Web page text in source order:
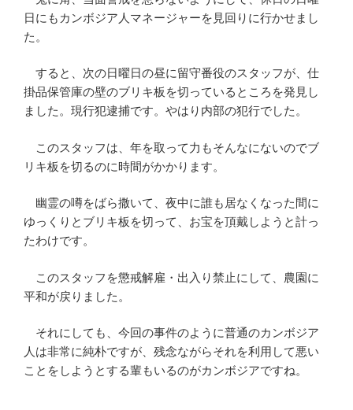
日にもカンボジア人マネージャーを見回りに行かせまし
た。
すると、次の日曜日の昼に留守番役のスタッフが、仕
掛品保管庫の壁のブリキ板を切っているところを発見し
ました。現行犯逮捕です。やはり内部の犯行でした。
このスタッフは、年を取って力もそんなにないのでブ
リキ板を切るのに時間がかかります。
幽霊の噂をばら撒いて、夜中に誰も居なくなった間に
ゆっくりとブリキ板を切って、お宝を頂戴しようと計っ
たわけです。
このスタッフを懲戒解雇・出入り禁止にして、農園に
平和が戻りました。
それにしても、今回の事件のように普通のカンボジア
人は非常に純朴ですが、残念ながらそれを利用して悪い
ことをしようとする輩もいるのがカンボジアですね。